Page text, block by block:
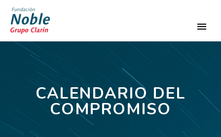
CALENDARIO DEL
COMPROMISO